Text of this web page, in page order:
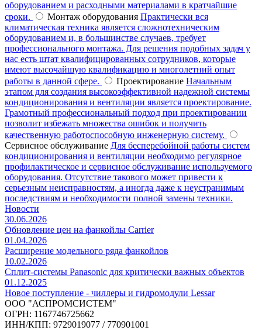
оборудованием и расходными материалами в кратчайшие
сроки.
Монтаж оборудования Практически вся
климатическая техника является сложнотехническим
оборудованием и, в большинстве случаев, требует
профессионального монтажа. Для решения подобных задач у
нас есть штат квалифицированных сотрудников, которые
имеют высочайшую квалификацию и многолетний опыт
работы в данной сфере.
Проектирование Начальным
этапом для создания высокоэффективной надежной системы
кондиционирования и вентиляции является проектирование.
Грамотный профессиональный подход при проектировании
позволит избежать множества ошибок и получить
качественную работоспособную инженерную систему.
Сервисное обслуживание Для бесперебойной работы систем
кондиционирования и вентиляции необходимо регулярное
профилактическое и сервисное обслуживание используемого
оборудования. Отсутствие такового может привести к
серьезным неисправностям, а иногда даже к неустранимым
последствиям и необходимости полной замены техники.
Новости
30.06.2026
Обновление цен на фанкойлы Carrier
01.04.2026
Расширение модельного ряда фанкойлов
10.02.2026
Сплит-системы Panasonic для критически важных объектов
01.12.2025
Новое поступление - чиллеры и гидромодули Lessar
ООО "АСПРОМСИСТЕМ"
ОГРН: 1167746725662
ИНН/КПП: 9729019077 / 770901001